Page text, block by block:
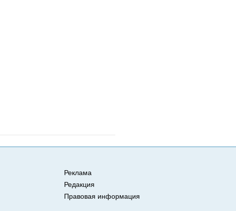
Реклама
Редакция
Правовая информация